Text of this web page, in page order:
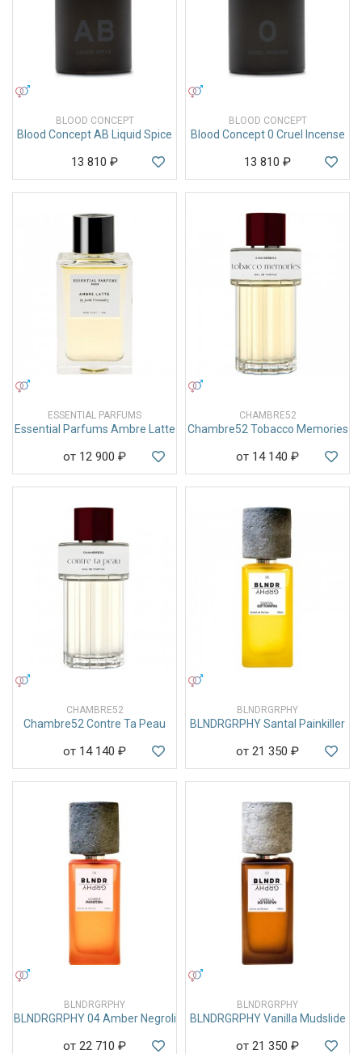
BLOOD CONCEPT
Blood Concept AB Liquid Spice
13 810 ₽
BLOOD CONCEPT
Blood Concept 0 Cruel Incense
13 810 ₽
ESSENTIAL PARFUMS
Essential Parfums Ambre Latte
от 12 900 ₽
CHAMBRE52
Chambre52 Tobacco Memories
от 14 140 ₽
CHAMBRE52
Chambre52 Contre Ta Peau
от 14 140 ₽
BLNDRGRPHY
BLNDRGRPHY Santal Painkiller
от 21 350 ₽
BLNDRGRPHY
BLNDRGRPHY 04 Amber Negroli
от 22 710 ₽
BLNDRGRPHY
BLNDRGRPHY Vanilla Mudslide
от 21 350 ₽